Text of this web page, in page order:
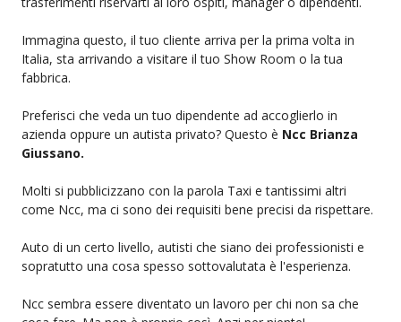
Immagina questo, il tuo cliente arriva per la prima volta in
Italia, sta arrivando a visitare il tuo Show Room o la tua
fabbrica.
Preferisci che veda un tuo dipendente ad accoglierlo in
azienda oppure un autista privato? Questo è Ncc Brianza
Giussano.
Molti si pubblicizzano con la parola Taxi e tantissimi altri
come Ncc, ma ci sono dei requisiti bene precisi da rispettare.
Auto di un certo livello, autisti che siano dei professionisti e
sopratutto una cosa spesso sottovalutata è l'esperienza.
Ncc sembra essere diventato un lavoro per chi non sa che